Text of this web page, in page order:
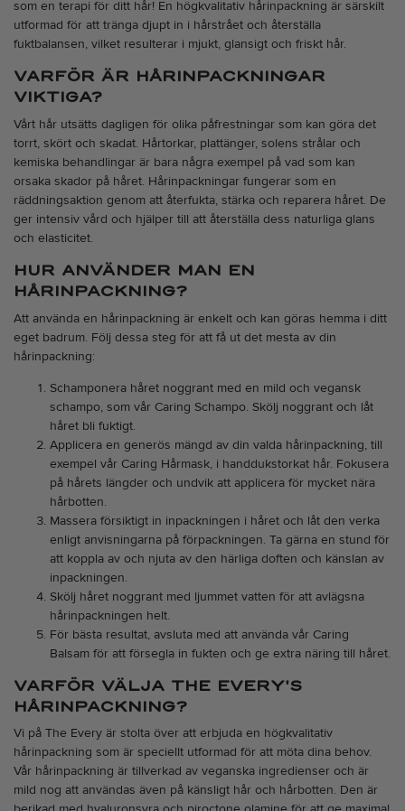
som en terapi för ditt hår! En högkvalitativ hårinpackning är särskilt
utformad för att tränga djupt in i hårstrået och återställa
fuktbalansen, vilket resulterar i mjukt, glansigt och friskt hår.
VARFÖR ÄR HÅRINPACKNINGAR
VIKTIGA?
Vårt hår utsätts dagligen för olika påfrestningar som kan göra det
torrt, skört och skadat. Hårtorkar, plattänger, solens strålar och
kemiska behandlingar är bara några exempel på vad som kan
orsaka skador på håret. Hårinpackningar fungerar som en
räddningsaktion genom att återfukta, stärka och reparera håret. De
ger intensiv vård och hjälper till att återställa dess naturliga glans
och elasticitet.
HUR ANVÄNDER MAN EN
HÅRINPACKNING?
Att använda en hårinpackning är enkelt och kan göras hemma i ditt
eget badrum. Följ dessa steg för att få ut det mesta av din
hårinpackning:
Schamponera håret noggrant med en mild och vegansk
schampo, som vår Caring Schampo. Skölj noggrant och låt
håret bli fuktigt.
Applicera en generös mängd av din valda hårinpackning, till
exempel vår Caring Hårmask, i handdukstorkat hår. Fokusera
på hårets längder och undvik att applicera för mycket nära
hårbotten.
Massera försiktigt in inpackningen i håret och låt den verka
enligt anvisningarna på förpackningen. Ta gärna en stund för
att koppla av och njuta av den härliga doften och känslan av
inpackningen.
Skölj håret noggrant med ljummet vatten för att avlägsna
hårinpackningen helt.
För bästa resultat, avsluta med att använda vår Caring
Balsam för att försegla in fukten och ge extra näring till håret.
VARFÖR VÄLJA THE EVERY'S
HÅRINPACKNING?
Vi på The Every är stolta över att erbjuda en högkvalitativ
hårinpackning som är speciellt utformad för att möta dina behov.
Vår hårinpackning är tillverkad av veganska ingredienser och är
mild nog att användas även på känsligt hår och hårbotten. Den är